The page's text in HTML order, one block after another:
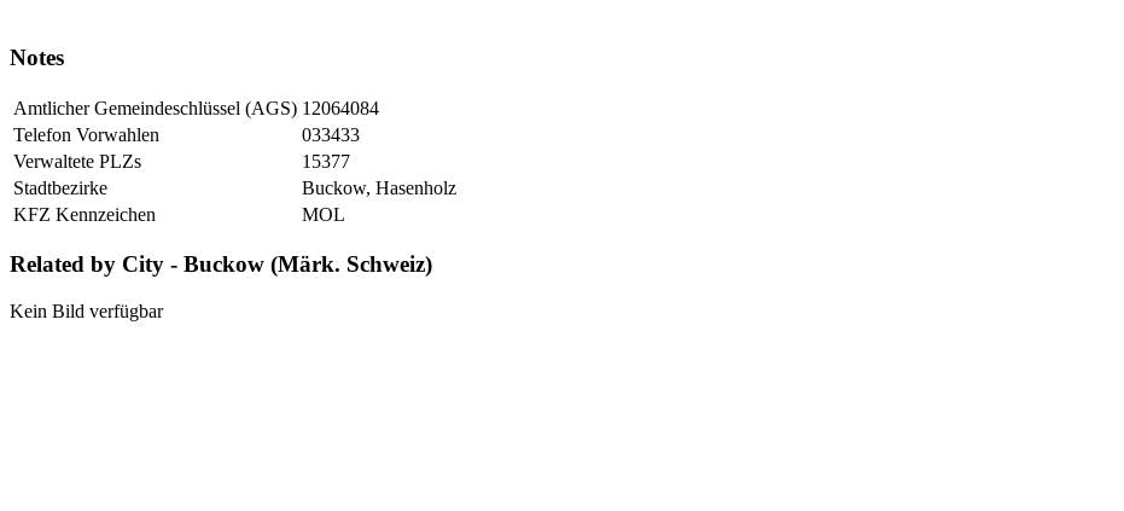
Notes
Amtlicher Gemeindeschlüssel (AGS) 12064084
Telefon Vorwahlen
033433
Verwaltete PLZs
15377
Stadtbezirke
Buckow, Hasenholz
KFZ Kennzeichen
MOL
Related by City - Buckow (Märk. Schweiz)
Kein Bild verfügbar